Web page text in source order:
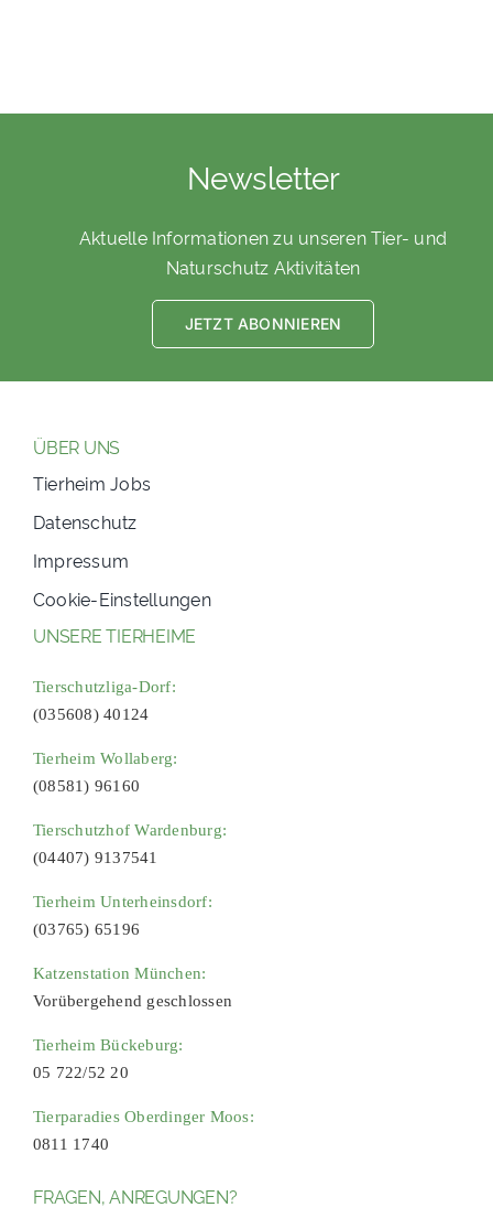
Newsletter
Aktuelle Informationen zu unseren Tier- und
Naturschutz Aktivitäten
JETZT ABONNIEREN
ÜBER UNS
Tierheim Jobs
Datenschutz
Impressum
Cookie-Einstellungen
UNSERE TIERHEIME
Tierschutzliga-Dorf:
(035608) 40124
Tierheim Wollaberg:
(08581) 96160
Tierschutzhof Wardenburg:
(04407) 9137541
Tierheim Unterheinsdorf:
(03765) 65196
Katzenstation München:
Vorübergehend geschlossen
Tierheim Bückeburg:
05 722/52 20
Tierparadies Oberdinger Moos:
0811 1740
FRAGEN, ANREGUNGEN?